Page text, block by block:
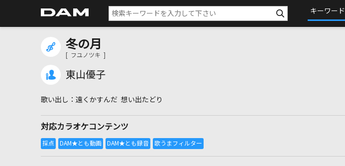
キーワード
冬の月
[ フユノツキ ]
東山優子
遠くかすんだ 想い出たどり
対応カラオケコンテンツ